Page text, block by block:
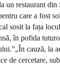
un restaurant din
care a fost
sosit la fața
în pofida
„În cauză, la
de cercetare,